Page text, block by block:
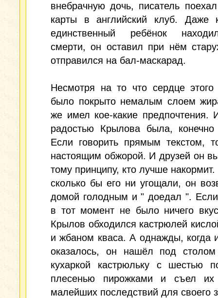
внебрачную дочь, писатель
карты в английский клуб. Даже
единственный ребёнок
смерти, он оставил при нём
отправился на бал-маскарад.
Несмотря на то что сердце этого
было покрыто немалым слоем
же имел кое-какие предпочтения.
радостью Крылова была,
Если говорить прямым текстом,
настоящим обжорой. И друзей он
тому принципу, кто лучше
сколько бы его ни угощали, он
домой голодным и " доедал ". Если
в тот момент не было ничего
Крылов обходился кастрюлей
и жбаном кваса. А однажды, когда
оказалось, он нашёл под
кухаркой кастрюльку с шестью
плесенью пирожками и съел
малейших последствий для своего